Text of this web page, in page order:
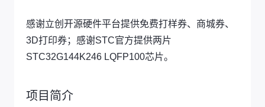
感谢立创开源硬件平台提供免费打样券、商城券、
3D打印券；感谢STC官方提供两片
STC32G144K246 LQFP100芯片。
项目简介